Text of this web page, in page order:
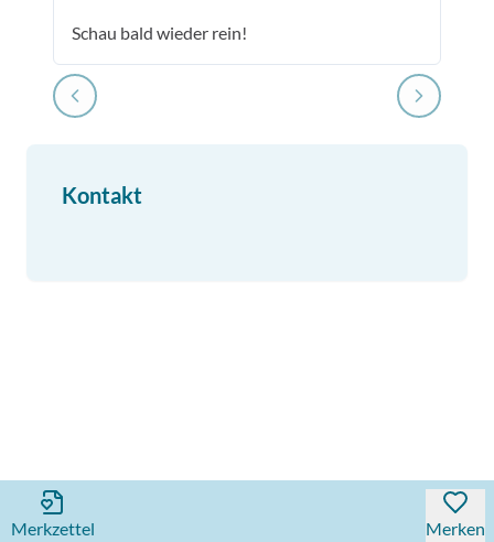
Schau bald wieder rein!
Kontakt
Merkzettel Merken